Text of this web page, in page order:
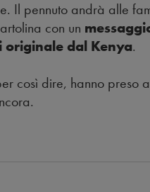
Il pennuto andrà alle
con un
dal Kenya.
così dire, hanno preso